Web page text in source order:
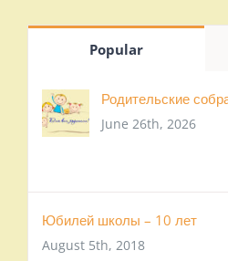
Popular
Родительские
June 26th, 2026
Юбилей школы – 10 лет
August 5th, 2018